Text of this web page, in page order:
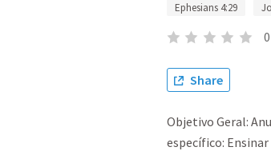
Ephesians 4:29
0
Share
Objetivo Geral:
específico: